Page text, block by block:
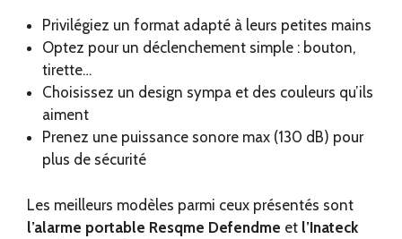
Privilégiez un format adapté à leurs petites mains
Optez pour un déclenchement simple : bouton,
tirette…
Choisissez un design sympa et des couleurs qu’ils
aiment
Prenez une puissance sonore max (130 dB) pour
plus de sécurité
Les meilleurs modèles parmi ceux présentés sont
l’alarme portable Resqme Defendme et l’Inateck